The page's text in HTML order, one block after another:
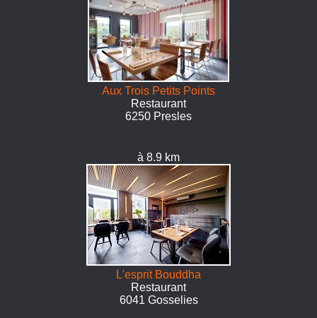
Aux Trois Petits Points
Restaurant
6250 Presles
à 8.9 km
L'esprit Bouddha
Restaurant
6041 Gosselies